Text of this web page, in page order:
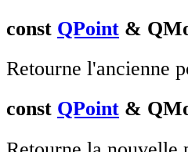
const QPoint &
Retourne l'ancienne
const QPoint &